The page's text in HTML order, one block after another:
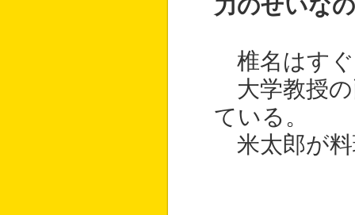
力のせいな
椎名はすぐ
大学教授の
ている。
米太郎が料